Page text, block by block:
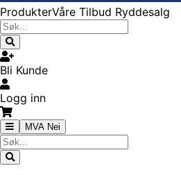
ProdukterVåre Tilbud Ryddesalg
Bli Kunde
Logg inn
MVA Nei